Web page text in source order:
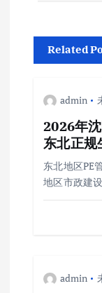
Related
admin
2026年
东北正规
东北地区PE
地区市政建
admin